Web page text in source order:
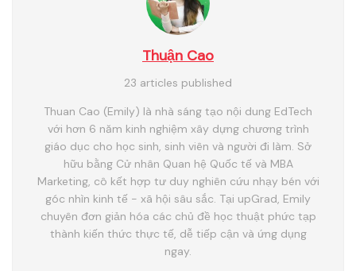
Thuận Cao
23 articles published
Thuan Cao (Emily) là nhà sáng tạo nội dung EdTech
với hơn 6 năm kinh nghiệm xây dựng chương trình
giáo dục cho học sinh, sinh viên và người đi làm. Sở
hữu bằng Cử nhân Quan hệ Quốc tế và MBA
Marketing, cô kết hợp tư duy nghiên cứu nhạy bén với
góc nhìn kinh tế - xã hội sâu sắc. Tại upGrad, Emily
chuyên đơn giản hóa các chủ đề học thuật phức tạp
thành kiến thức thực tế, dễ tiếp cận và ứng dụng
ngay.